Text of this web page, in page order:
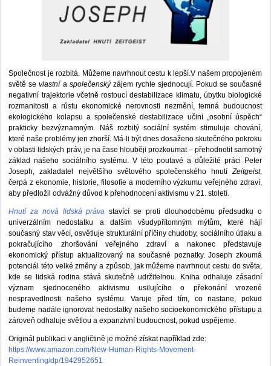
Společnost je rozbitá. Můžeme navrhnout cestu k lepší.V našem propojeném
světě sevlastní a společenskýzájem rychle sjednocují. Pokud se současné
negativní trajektorie včetně rostoucí destabilizace klimatu, úbytku biologické
rozmanitosti a růstu ekonomické nerovnosti nezmění, temná budoucnost
ekologického kolapsu a společenské destabilizace učiní „osobní úspěch“
prakticky bezvýznamným. Náš rozbitý sociální systém stimuluje chování,
které naše problémy jen zhorší. Má-li být dnes dosaženo skutečného pokroku
v oblasti lidských práv, je na čase hlouběji prozkoumat – přehodnotit samotný
základ našeho sociálního systému. V této poutavé a důležité práci Peter
Joseph, zakladatel největšího světového společenského hnutíZeitgeist,
čerpá z ekonomie, historie, filosofie a moderního výzkumu veřejného zdraví,
aby předložil odvážný důvod k přehodnocení aktivismu v 21. století.
Hnutí za nová lidská práva stavící se proti dlouhodobému předsudku o
univerzálním nedostatku a dalším všudypřítomným mýtům, které hájí
současný stav věcí, osvětluje strukturální příčiny chudoby, sociálního útlaku a
pokračujícího zhoršování veřejného zdraví a nakonec představuje
ekonomický přístup aktualizovaný na současné poznatky. Joseph zkoumá
potenciál této velké změny a způsob, jak můžeme navrhnout cestu do světa,
kde se lidská rodina stává skutečně udržitelnou. Kniha odhaluje zásadní
význam sjednoceného aktivismu usilujícího o překonání vrozené
nespravedlnosti našeho systému. Varuje před tím, co nastane, pokud
budeme nadále ignorovat nedostatky našeho socioekonomického přístupu a
zároveň odhaluje světlou a expanzivní budoucnost, pokud uspějeme.
Originál publikaci v angličtině je možné získat například zde:
https://www.amazon.com/New-Human-Rights-Movement-
Reinventing/dp/1942952651